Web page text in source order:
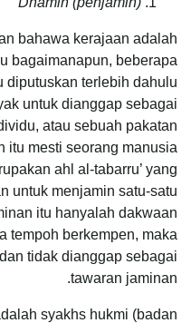
bahawa kerajaan adalah
bagaimanapun, beberapa
diputuskan terlebih dahulu
untuk dianggap sebagai
atau sebuah pakatan
itu mesti seorang manusia
ahl al-tabarru’ yang
untuk menjamin satu-satu
itu hanyalah dakwaan
tempoh berkempen, maka
tidak dianggap sebagai
tawaran jaminan.
syakhs hukmi (badan